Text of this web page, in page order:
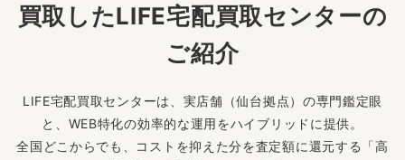
買取したLIFE宅配買取センターの
ご紹介
LIFE宅配買取センターは、実店舗（仙台拠点）の専門鑑定眼
と、WEB特化の効率的な運用をハイブリッドに提供。
全国どこからでも、コストを抑えた分を査定額に還元する「高